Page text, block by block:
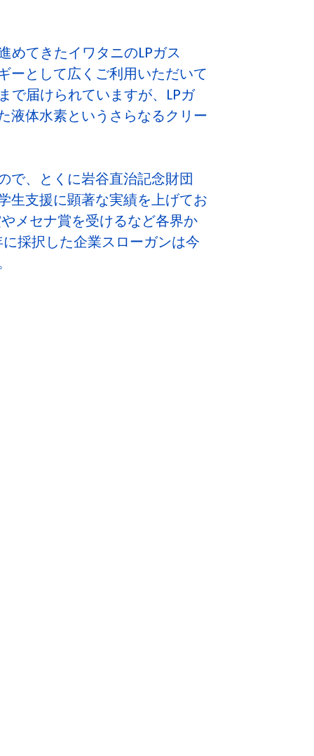
めてきたイワタニのLPガス
ーとして広くご利用いただいて
で届けられていますが、LPガ
液体水素というさらなるクリー
で、とくに岩谷直治記念財団
生支援に顕著な実績を上げてお
メセナ賞を受けるなど各界か
採択した企業スローガンは今